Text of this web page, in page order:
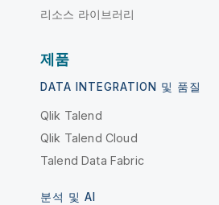
리소스 라이브러리
제품
DATA INTEGRATION 및 품질
Qlik Talend
Qlik Talend Cloud
Talend Data Fabric
분석 및 AI